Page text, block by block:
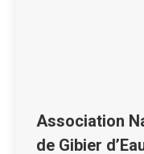
Association
de Gibier